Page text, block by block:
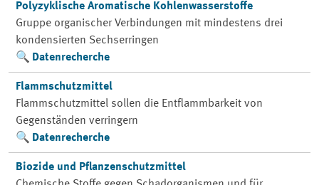
Polyzyklische Aromatische Kohlenwasserstoffe
Gruppe organischer Verbindungen mit mindestens drei
kondensierten Sechserringen
Datenrecherche
Flammschutzmittel
Flammschutzmittel sollen die Entflammbarkeit von
Gegenständen verringern
Datenrecherche
Biozide und Pflanzenschutzmittel